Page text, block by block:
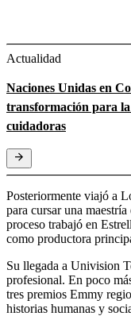
Actualidad
Naciones Unidas en
transformación para
cuidadoras
Posteriormente viajó a
para cursar una
proceso trabajó en
como productora
Su llegada a Univision
profesional. En poco
tres premios Emmy
historias humanas y